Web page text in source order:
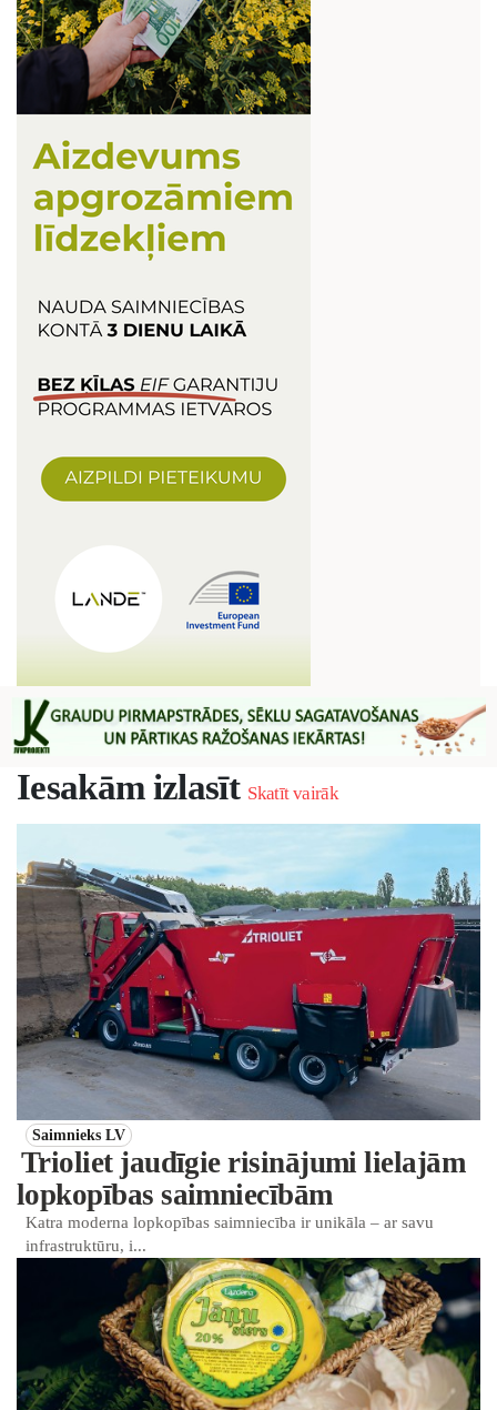
Iesakām izlasīt Skatīt vairāk
Saimnieks LV
Trioliet jaudīgie risinājumi lielajām
lopkopības saimniecībām
Katra moderna lopkopības saimniecība ir unikāla – ar savu
infrastruktūru, i...